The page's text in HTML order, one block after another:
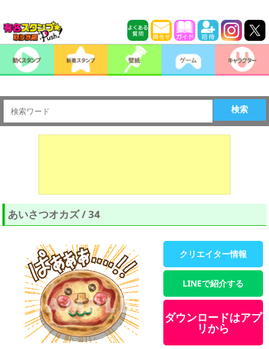
検索
あいさつオカズ / 34
クリエイター情報
LINEで紹介する
ダウンロードはアプ
リから